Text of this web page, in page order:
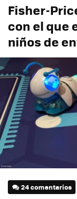
Fisher-
con el que
niños de
24 comentarios